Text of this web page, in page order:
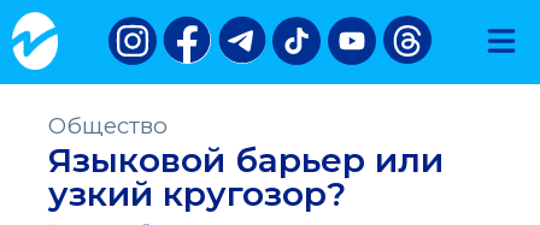
Общество
Языковой барьер или
узкий кругозор?